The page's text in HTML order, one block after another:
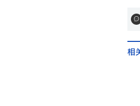
具
相